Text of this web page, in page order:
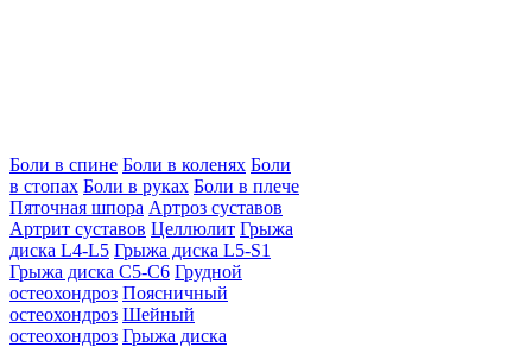
Боли в спине Боли в коленях Боли
в стопах Боли в руках Боли в плече
Пяточная шпора Артроз суставов
Артрит суставов Целлюлит Грыжа
диска L4-L5 Грыжа диска L5-S1
Грыжа диска C5-C6 Грудной
остеохондроз Поясничный
остеохондроз Шейный
остеохондроз Грыжа диска